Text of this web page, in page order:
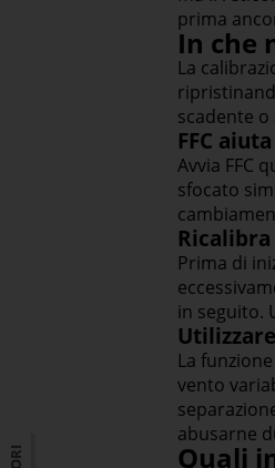
prima
In che
La
scadente
FFC
Avvia FFC
sfocato
Prima di
in seguito.
La
vento
abusarne
Quali